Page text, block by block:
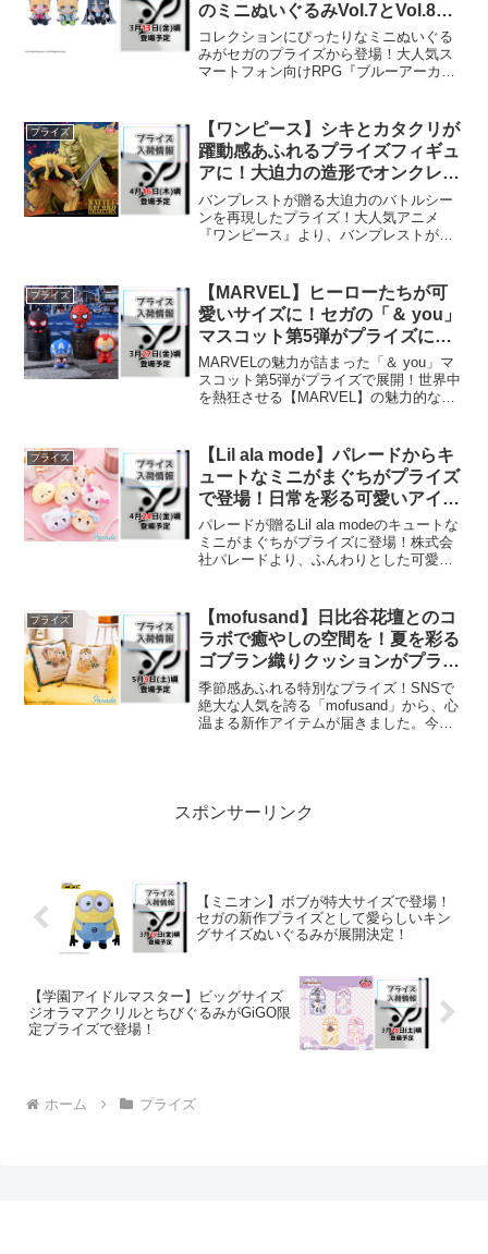
のミニぬいぐるみVol.7とVol.8が
プライズ展開！
コレクションにぴったりなミニぬいぐる
みがセガのプライズから登場！大人気ス
マートフォン向けRPG『ブルーアーカイ
す。ゲーム内で活躍する魅力的なキャラ
クターたちが、可愛らしい...
プライズ
【ワンピース】シキとカタクリが
躍動感あふれるプライズフィギュ
アに！大迫力の造形でオンクレか
ら登場！
バンプレストが贈る大迫力のバトルシー
ンを再現したプライズ！大人気アニメ
『ワンピース』より、バンプレストが展
ナップが追加されます。今回立体化され
るのは、圧倒的なカ...
プライズ
【MARVEL】ヒーローたちが可
愛いサイズに！セガの「＆ you」
マスコット第5弾がプライズに登
場！
MARVELの魅力が詰まった「＆ you」マ
スコット第5弾がプライズで展開！世界中
を熱狂させる【MARVEL】の魅力的なキ
なって展開されます。今回登場するの
は、コレ...
プライズ
【Lil ala mode】パレードからキ
ュートなミニがまぐちがプライズ
で登場！日常を彩る可愛いアイテ
ムをゲットしよう！
パレードが贈るLil ala modeのキュートな
ミニがまぐちがプライズに登場！株式会
社パレードより、ふんわりとした可愛ら
て展開されます。日常のちょっとし...
プライズ
【mofusand】日比谷花壇とのコ
ラボで癒やしの空間を！夏を彩る
ゴブラン織りクッションがプライ
ズに登場！
季節感あふれる特別なプライズ！SNSで
絶大な人気を誇る「mofusand」から、心
温まる新作アイテムが届きました。今回
スポンサーリンク
【ミニオン】ボブが特大サイズで登場！
セガの新作プライズとして愛らしいキン
グサイズぬいぐるみが展開決定！
【学園アイドルマスター】ビッグサイズ
ジオラマアクリルとちびぐるみがGiGO限
定プライズで登場！
ホーム プライズ